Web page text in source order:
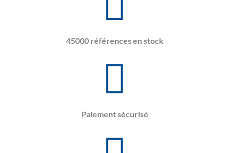
45000 références en stock
Paiement sécurisé